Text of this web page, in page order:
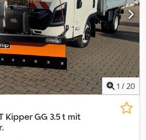
1 / 20
Kipper GG 3.5 t mit